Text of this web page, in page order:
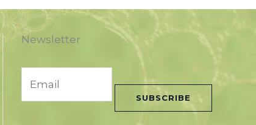
Newsletter
SUBSCRIBE